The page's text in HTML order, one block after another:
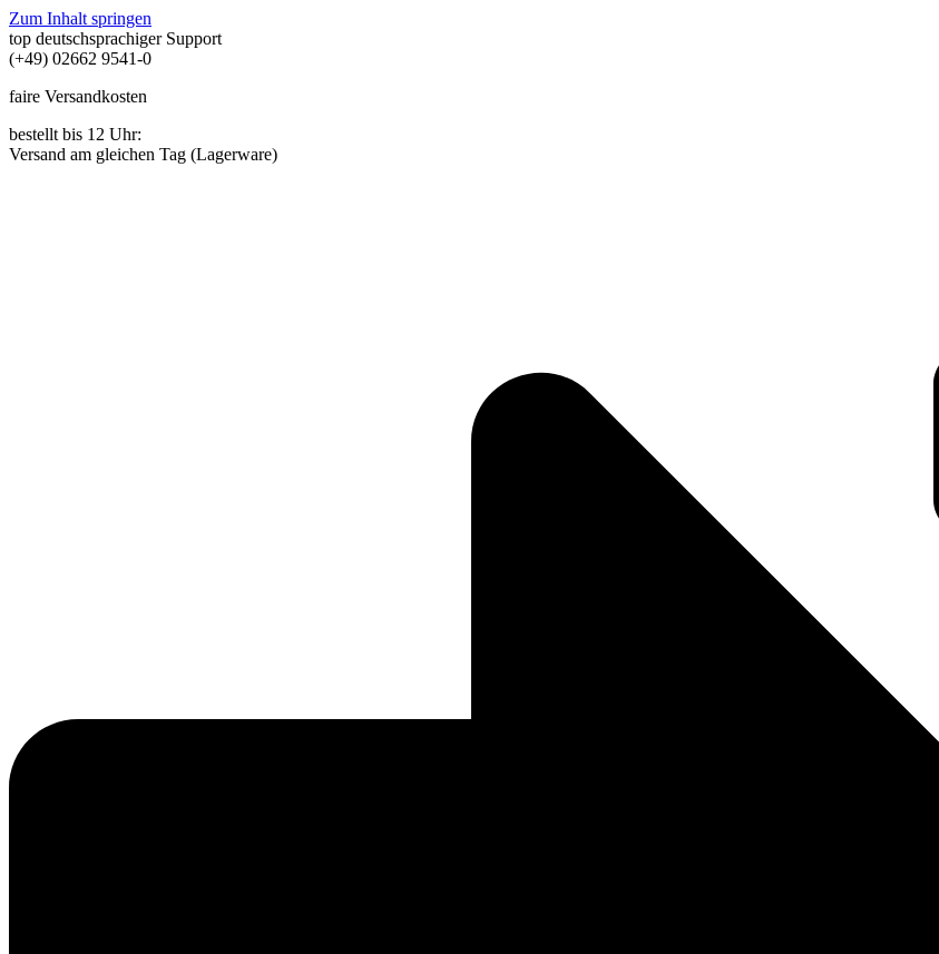
Zum Inhalt springen
top deutschsprachiger Support
(+49) 02662 9541-0
faire Versandkosten
bestellt bis 12 Uhr:
Versand am gleichen Tag (Lagerware)